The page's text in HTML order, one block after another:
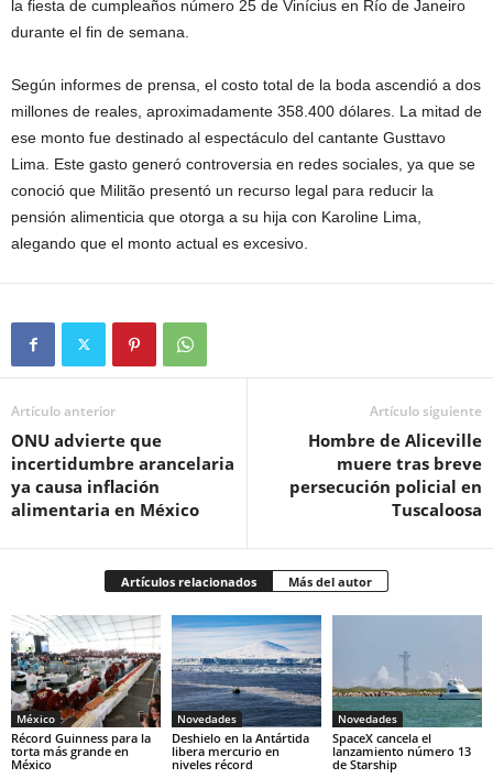
la fiesta de cumpleaños número 25 de Vinícius en Río de Janeiro
durante el fin de semana.
Según informes de prensa, el costo total de la boda ascendió a dos
millones de reales, aproximadamente 358.400 dólares. La mitad de
ese monto fue destinado al espectáculo del cantante Gusttavo
Lima. Este gasto generó controversia en redes sociales, ya que se
conoció que Militão presentó un recurso legal para reducir la
pensión alimenticia que otorga a su hija con Karoline Lima,
alegando que el monto actual es excesivo.
Artículo anterior
ONU advierte que
incertidumbre arancelaria
ya causa inflación
alimentaria en México
Artículo siguiente
Hombre de Aliceville
muere tras breve
persecución policial en
Tuscaloosa
Artículos relacionados Más del autor
México
Récord Guinness para la
torta más grande en
México
Novedades
Deshielo en la Antártida
libera mercurio en
niveles récord
Novedades
SpaceX cancela el
lanzamiento número 13
de Starship